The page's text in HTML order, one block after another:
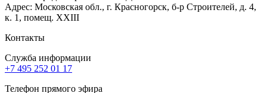
Адрес: Московская обл., г. Красногорск, б-р Строителей, д. 4,
к. 1, помещ. XXIII
Контакты
Служба информации
+7 495 252 01 17
Телефон прямого эфира